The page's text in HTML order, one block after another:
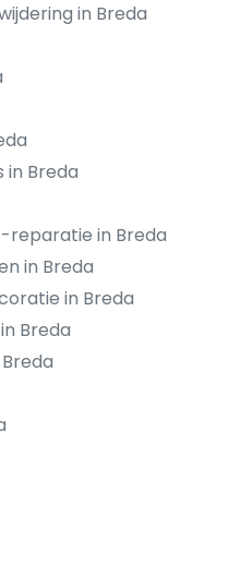
in Breda
Breda
reparatie in Breda
in Breda
in Breda
Breda